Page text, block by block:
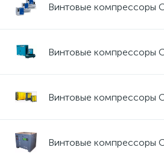
Винтовые компрессоры
Винтовые компрессоры
Винтовые компрессоры
Винтовые компрессоры